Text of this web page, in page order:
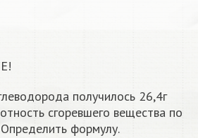
получилось 26,4г
сгоревшего вещества по
формулу.